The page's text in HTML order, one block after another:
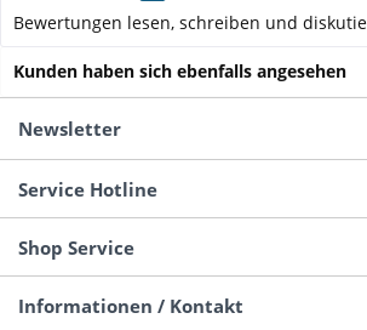
Bewertungen lesen, schreiben und
Kunden haben sich ebenfalls angesehen
Newsletter
Service Hotline
Shop Service
Informationen / Kontakt